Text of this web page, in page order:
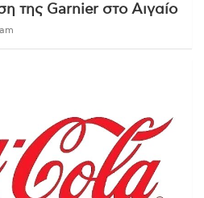
της Garnier στο Αιγαίο